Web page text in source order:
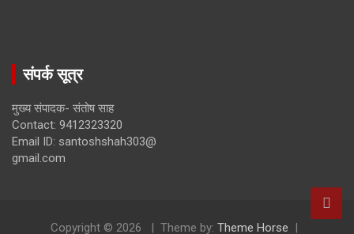
संपर्क सूत्र
मुख्य संपादक- संतोष साह
Contact: 9412323320
Email ID: santoshshah303@
gmail.com
Copyright © 2026 Theme by: Theme Horse